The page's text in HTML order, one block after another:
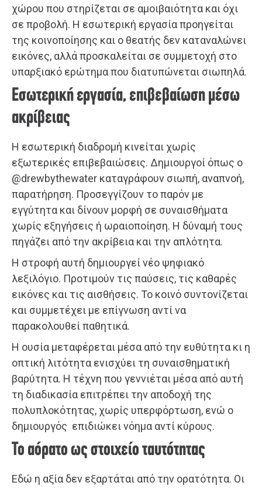
χώρου που στηρίζεται σε αμοιβαιότητα και όχι
σε προβολή. Η εσωτερική εργασία προηγείται
της κοινοποίησης και ο θεατής δεν καταναλώνει
εικόνες, αλλά προσκαλείται σε συμμετοχή στο
υπαρξιακό ερώτημα που διατυπώνεται σιωπηλά.
Εσωτερική εργασία, επιβεβαίωση μέσω
ακρίβειας
Η εσωτερική διαδρομή κινείται χωρίς
εξωτερικές επιβεβαιώσεις. Δημιουργοί όπως ο
@drewbythewater καταγράφουν σιωπή, αναπνοή,
παρατήρηση. Προσεγγίζουν το παρόν με
εγγύτητα και δίνουν μορφή σε συναισθήματα
χωρίς εξηγήσεις ή ωραιοποίηση. Η δύναμή τους
πηγάζει από την ακρίβεια και την απλότητα.
Η στροφή αυτή δημιουργεί νέο ψηφιακό
λεξιλόγιο. Προτιμούν τις παύσεις, τις καθαρές
εικόνες και τις αισθήσεις. Το κοινό συντονίζεται
και συμμετέχει με επίγνωση αντί να
παρακολουθεί παθητικά.
Η ουσία μεταφέρεται μέσα από την ευθύτητα κι η
οπτική λιτότητα ενισχύει τη συναισθηματική
βαρύτητα. Η τέχνη που γεννιέται μέσα από αυτή
τη διαδικασία επιτρέπει την αποδοχή της
πολυπλοκότητας, χωρίς υπερφόρτωση, ενώ ο
δημιουργός επιδιώκει νόημα αντί κύρους.
Το αόρατο ως στοιχείο ταυτότητας
Εδώ η αξία δεν εξαρτάται από την ορατότητα. Οι